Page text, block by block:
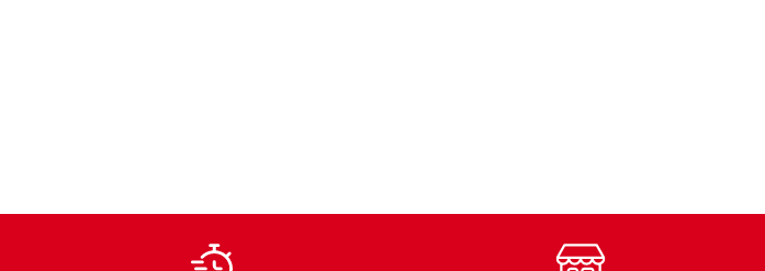
Araç Farları Yedek Parça